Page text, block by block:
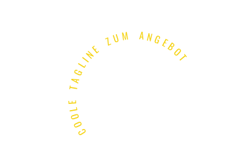
COOLE TAGLINE ZUM ANGEBOT